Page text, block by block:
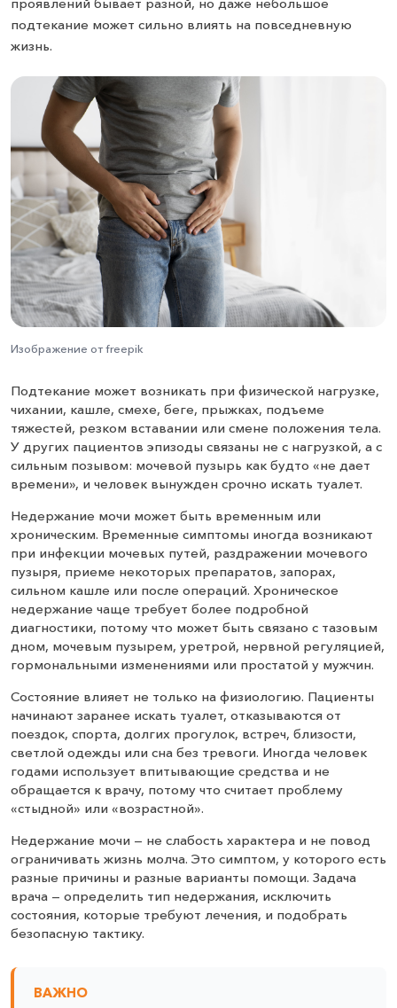
подтекание может сильно влиять на повседневную
жизнь.
Изображение от freepik
Подтекание может возникать при физической нагрузке,
чихании, кашле, смехе, беге, прыжках, подъеме
тяжестей, резком вставании или смене положения тела.
У других пациентов эпизоды связаны не с нагрузкой, а с
сильным позывом: мочевой пузырь как будто «не дает
времени», и человек вынужден срочно искать туалет.
Недержание мочи может быть временным или
хроническим. Временные симптомы иногда возникают
при инфекции мочевых путей, раздражении мочевого
пузыря, приеме некоторых препаратов, запорах,
сильном кашле или после операций. Хроническое
недержание чаще требует более подробной
диагностики, потому что может быть связано с тазовым
дном, мочевым пузырем, уретрой, нервной регуляцией,
гормональными изменениями или простатой у мужчин.
Состояние влияет не только на физиологию. Пациенты
начинают заранее искать туалет, отказываются от
поездок, спорта, долгих прогулок, встреч, близости,
светлой одежды или сна без тревоги. Иногда человек
годами использует впитывающие средства и не
обращается к врачу, потому что считает проблему
«стыдной» или «возрастной».
Недержание мочи — не слабость характера и не повод
ограничивать жизнь молча. Это симптом, у которого есть
разные причины и разные варианты помощи. Задача
врача — определить тип недержания, исключить
состояния, которые требуют лечения, и подобрать
безопасную тактику.
ВАЖНО